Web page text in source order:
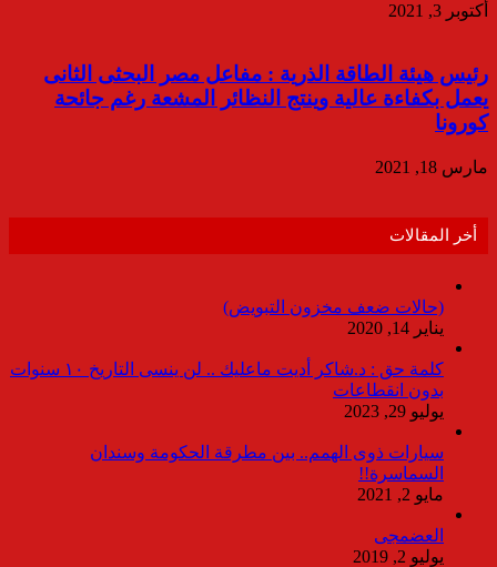
أكتوبر 3, 2021
رئيس هيئة الطاقة الذرية : مفاعل مصر البحثى الثانى
يعمل بكفاءة عالية وينتج النظائر المشعة رغم جائحة
كورونا
مارس 18, 2021
أخر المقالات
(حالات ضعف مخزون التبويض)
يناير 14, 2020
كلمة حق : د.شاكر أديت ماعليك .. لن ينسى التاريخ ١٠ سنوات
بدون انقطاعات
يوليو 29, 2023
سيارات ذوى الهمم.. بين مطرقة الحكومة وسندان
السماسرة!!
مايو 2, 2021
العضمجى
يوليو 2, 2019